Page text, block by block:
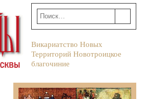
Викариатство Новых
Территорий Новотроицкое
благочиние